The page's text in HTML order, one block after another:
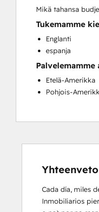
Mikä tahansa
Tukemamme
Englanti
espanja
Palvelemamme
Etelä-Amerikka
Pohjois-
Yhteenveto
Cada día, miles
Inmobiliarios